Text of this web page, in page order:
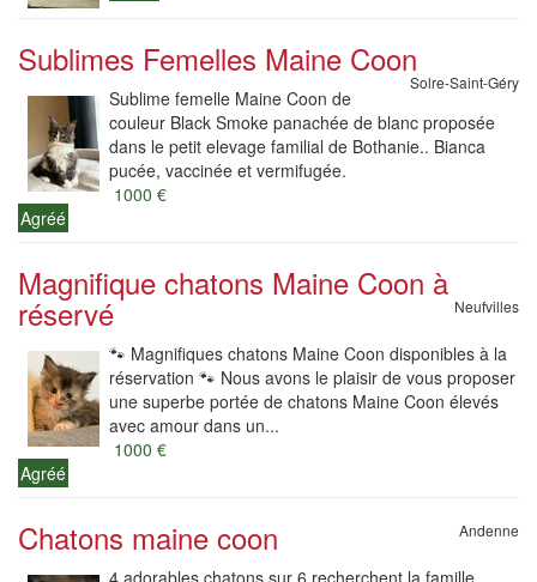
Sublimes Femelles Maine Coon
Solre-Saint-Géry
Sublime femelle Maine Coon de
couleur Black Smoke panachée de blanc proposée
dans le petit elevage familial de Bothanie.. Bianca
pucée, vaccinée et vermifugée.
1000 €
Agréé
Magnifique chatons Maine Coon à
réservé Neufvilles
🐾 Magnifiques chatons Maine Coon disponibles à la
réservation 🐾 Nous avons le plaisir de vous proposer
une superbe portée de chatons Maine Coon élevés
avec amour dans un...
1000 €
Agréé
Chatons maine coon Andenne
4 adorables chatons sur 6 recherchent la famille